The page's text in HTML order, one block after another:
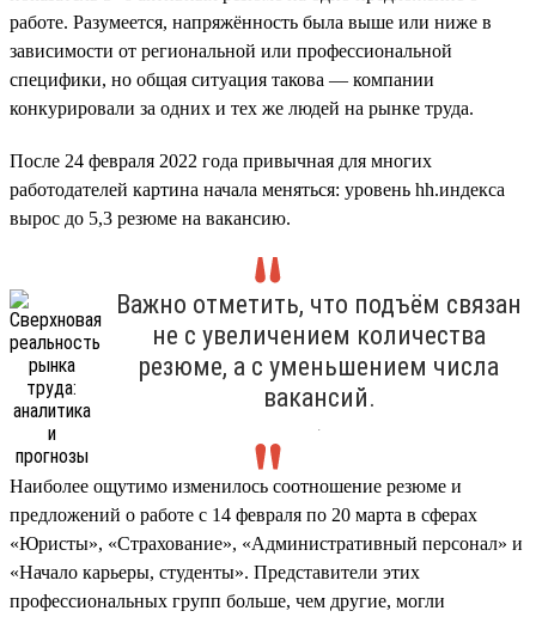
работе. Разумеется, напряжённость была выше или ниже в
зависимости от региональной или профессиональной
специфики, но общая ситуация такова — компании
конкурировали за одних и тех же людей на рынке труда.
После 24 февраля 2022 года привычная для многих
работодателей картина начала меняться: уровень hh.индекса
вырос до 5,3 резюме на вакансию.
Важно отметить, что подъём связан
не с увеличением количества
резюме, а с уменьшением числа
вакансий.
.
Наиболее ощутимо изменилось соотношение резюме и
предложений о работе с 14 февраля по 20 марта в сферах
«Юристы», «Страхование», «Административный персонал» и
«Начало карьеры, студенты». Представители этих
профессиональных групп больше, чем другие, могли